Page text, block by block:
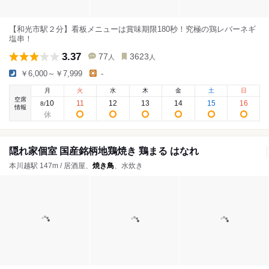
【和光市駅２分】看板メニューは賞味期限180秒！究極の鶏レバーネギ
塩串！
3.37 77 人 3623 人
￥6,000～￥7,999 -
空席
情報
月
8/10
火
11
水
12
木
13
金
14
土
15
日
16
隠れ家個室 国産銘柄地鶏焼き 鶏まる はなれ
本川越駅 147m / 居酒屋、 焼き鳥、水炊き